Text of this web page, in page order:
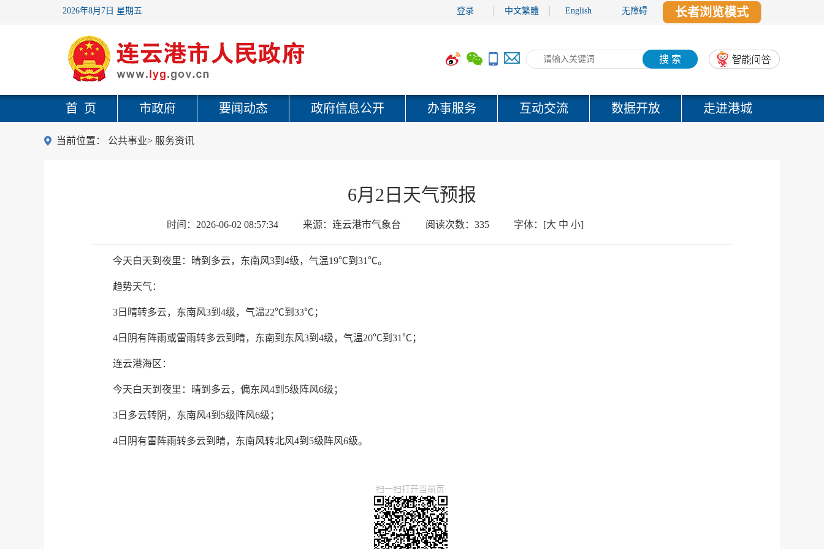
2026年8月7日 星期五 登录 中文繁體 English 无障碍 长者浏览模式
搜 索
首 页 市政府 要闻动态 政府信息公开 办事服务 互动交流 数据开放 走进港城
当前位置： 公共事业> 服务资讯
6月2日天气预报
时间： 2026-06-02 08:57:34 来源： 连云港市气象台 阅读次数： 335 字体： [大 中 小]
今天白天到夜里：晴到多云，东南风3到4级，气温19℃到31℃。
趋势天气：
3日晴转多云，东南风3到4级，气温22℃到33℃；
4日阴有阵雨或雷雨转多云到晴，东南到东风3到4级，气温20℃到31℃；
连云港海区：
今天白天到夜里：晴到多云，偏东风4到5级阵风6级；
3日多云转阴，东南风4到5级阵风6级；
4日阴有雷阵雨转多云到晴，东南风转北风4到5级阵风6级。
扫一扫打开当前页